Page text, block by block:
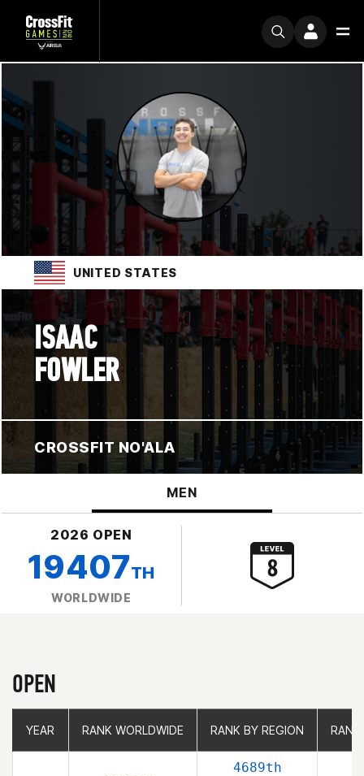
UNITED STATES
ISAAC
FOWLER
CROSSFIT NO'ALA
MEN
2026 OPEN
19407TH
WORLDWIDE
OPEN
YEAR RANK WORLDWIDE RANK BY REGION
4689th
YEAR RANK WORLDWIDE RANK BY REGION